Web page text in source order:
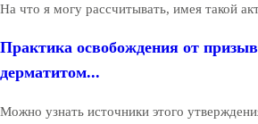
На что я могу рассчитывать, имея такой
Практика освобождения от
дерматитом...
Можно узнать источники этого